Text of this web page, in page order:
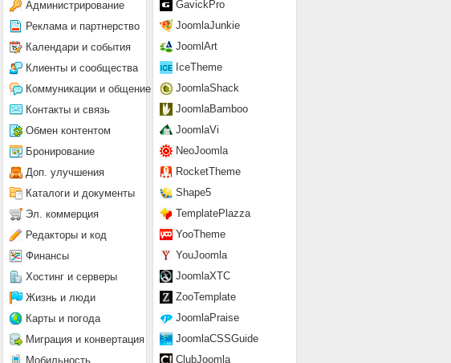
GavickPro
JoomlaJunkie
JoomlArt
IceTheme
JoomlaShack
JoomlaBamboo
JoomlaVi
NeoJoomla
RocketTheme
Shape5
TemplatePlazza
YooTheme
YouJoomla
JoomlaXTC
ZooTemplate
JoomlaPraise
JoomlaCSSGuide
ClubJoomla
Администрирование
Реклама и партнерство
Календари и события
Клиенты и сообщества
Коммуникации и общение
Контакты и связь
Обмен контентом
Бронирование
Доп. улучшения
Каталоги и документы
Эл. коммерция
Редакторы и код
Финансы
Хостинг и серверы
Жизнь и люди
Карты и погода
Миграция и конвертация
Мобильность